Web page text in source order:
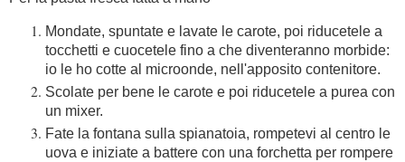
Mondate, spuntate e lavate le carote, poi riducetele a
tocchetti e cuocetele fino a che diventeranno morbide:
io le ho cotte al microonde, nell'apposito contenitore.
Scolate per bene le carote e poi riducetele a purea con
un mixer.
Fate la fontana sulla spianatoia, rompetevi al centro le
uova e iniziate a battere con una forchetta per rompere